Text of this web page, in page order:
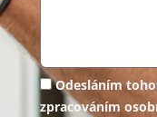
Odesláním
zpracováním